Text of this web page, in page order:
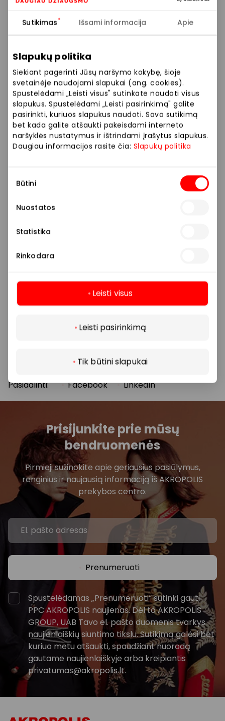
Sutikimas Išsami informacija Apie
Slapukų politika
Siekiant pagerinti Jūsų naršymo kokybę, šioje
svetainėje naudojami slapukai (ang. cookies).
Spustelėdami „Leisti visus" sutinkate naudoti visus
slapukus. Spustelėdami „Leisti pasirinkimą" galite
pasirinkti, kuriuos slapukus naudoti. Savo sutikimą
bet kada galite atšaukti pakeisdami interneto
naršyklės nustatymus ir ištrindami įrašytus slapukus.
Daugiau informacijos rasite čia: Slapukų politika
pasirinkimas
Būtini
Nuostatos
Statistika
Rinkodara
Leisti visus
Leisti pasirinkimą
Tik būtini slapukai
vertomis kabančiomis ausimis – kai kurių ausys
velkasi žeme ir gali siekti beveik visą kūno ilgį.
Vidutinio dydžio veislėms atstovaus Burgundijos
triušiai, garsėjantys sodria gelsvai raudona spalva,
taip pat Kalifornijos triušiai, kurių kailio atspalviai kinta
priklausomai nuo temperatūros – kuo šalčiau,
tuo tamsesnės jų ausys ir nosys. Lankytojai galės
pamatyti ir Vienos triušius, kadaise laikytus
prestižine parodų veisle, bei sidabrinius triušius, kurių
išskirtinis kailio efektas išryškėja tik jiems
augant.
dekoratyviųjų Tiuringijos triušių su išskirtiniu kailio
tankus, kad vandens lašai laikosi paviršiuje.
Mažiausių lankytojų dėmesį ypač trauks nykštukiniai
Angoros veislės atstovai, garsėjantys savo ilgu
vilna. Pastarieji triušiai išsiskiria ne tik išvaizda, bet ir
ilgaamžiškumu – jie gali gyventi ilgiau nei
dešimtmetį.
Triušių paroda vyks gegužės 9 ir 10 dienomis, nuo 11 iki
Pasidalinti: Facebook LinkedIn
Prisijunkite prie mūsų
bendruomenės
Pirmieji sužinokite apie geriausius pasiūlymus,
renginius ir naujausią informaciją iš AKROPOLIS
prekybos centro.
Prenumeruoti
Spustelėdamas „Prenumeruoti“ sutinki gauti
PPC AKROPOLIS naujienas. Dėl to AKROPOLIS
GROUP, UAB Tavo el. pašto duomenis tvarkys
naujienlaiškių siuntimo tikslu. Sutikimą galėsi bet
kuriuo metu atšaukti, spaudžiant nuorodą
gautame naujienlaiškyje arba kreipiantis
privatumas@akropolis.lt.
Daugiau